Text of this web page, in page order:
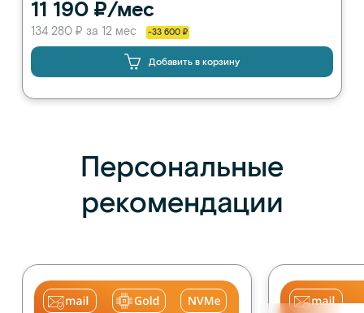
11 190 ₽/мес
134 280 ₽ за 12 мес -33 600 ₽
Добавить в корзину
Персональные
рекомендации